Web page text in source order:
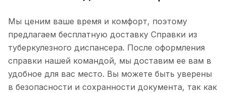
Мы ценим ваше время и комфорт, поэтому
предлагаем бесплатную доставку Справки из
туберкулезного диспансера. После оформления
справки нашей командой, мы доставим ее вам в
удобное для вас место. Вы можете быть уверены
в безопасности и сохранности документа, так как